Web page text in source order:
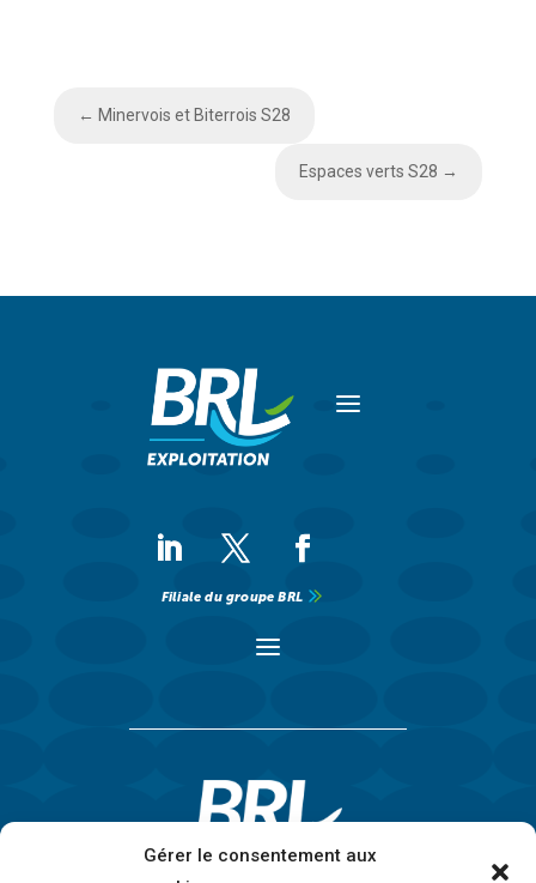
Gérer le consentement aux
← Minervois et Biterrois S28
Espaces verts S28 →
a
a
Filiale du groupe BRL